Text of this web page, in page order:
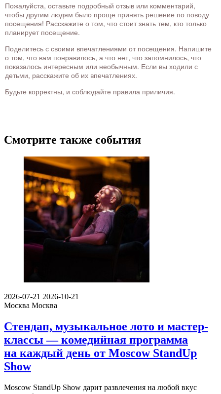
Пожалуйста, оставьте подробный отзыв или комментарий,
чтобы другим людям было проще принять решение по поводу
посещения! Расскажите о том, что стоит знать тем, кто только
планирует посещение.
Поделитесь с своими впечатлениями от посещения. Напишите
о том, что вам понравилось, а что нет, что запомнилось, что
показалось интересным или необычным. Если вы ходили с
детьми, расскажите об их впечатлениях.
Будьте корректны, и соблюдайте правила приличия.
Смотрите также события
2026-07-21 2026-10-21
Москва Москва
Стендап, музыкальное лото и мастер-
классы — комедийная программа
на каждый день от Moscow StandUp
Show
Moscow StandUp Show дарит развлечения на любой вкус